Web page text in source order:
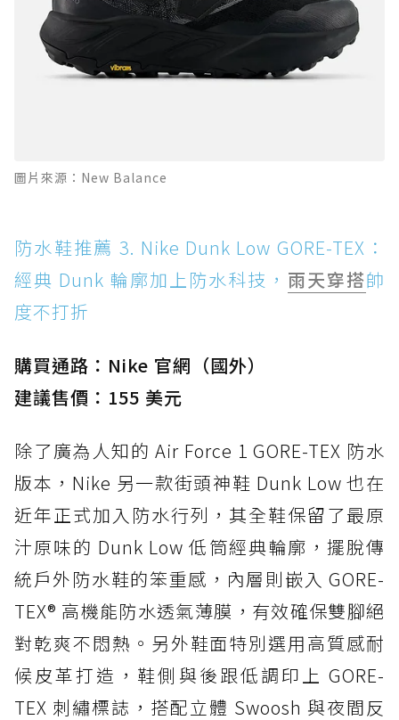
圖片來源：New Balance
防水鞋推薦 3. Nike Dunk Low GORE-TEX：
經典 Dunk 輪廓加上防水科技， 雨天穿搭帥
度不打折
購買通路：Nike 官網（國外）
建議售價：155 美元
除了廣為人知的 Air Force 1 GORE-TEX 防水
版本，Nike 另一款街頭神鞋 Dunk Low 也在
近年正式加入防水行列，其全鞋保留了最原
汁原味的 Dunk Low 低筒經典輪廓，擺脫傳
統戶外防水鞋的笨重感，內層則嵌入 GORE-
TEX® 高機能防水透氣薄膜，有效確保雙腳絕
對乾爽不悶熱。另外鞋面特別選用高質感耐
候皮革打造，鞋側與後跟低調印上 GORE-
TEX 刺繡標誌，搭配立體 Swoosh 與夜間反